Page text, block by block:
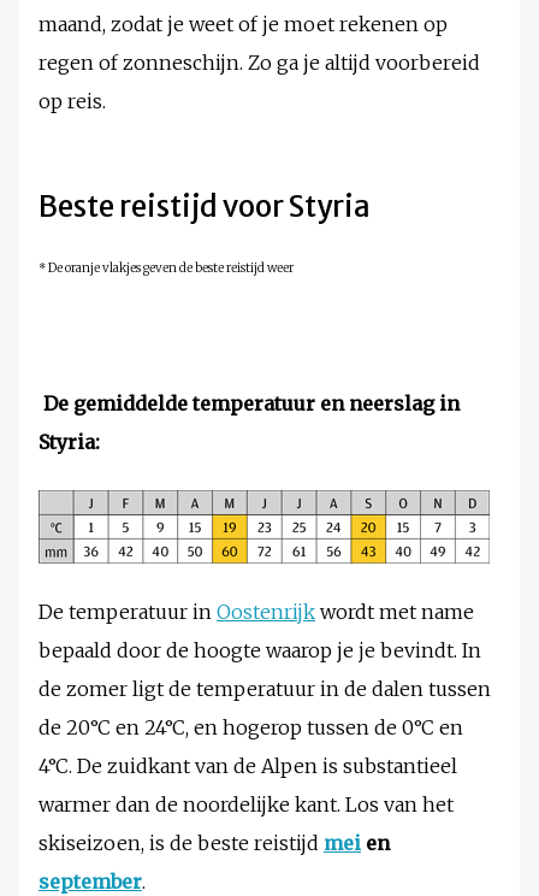
maand, zodat je weet of je moet rekenen op
regen of zonneschijn. Zo ga je altijd voorbereid
op reis.
Beste reistijd voor Styria
* De oranje vlakjes geven de beste reistijd weer
De gemiddelde temperatuur en neerslag in
Styria:
De temperatuur in Oostenrijk wordt met name
bepaald door de hoogte waarop je je bevindt. In
de zomer ligt de temperatuur in de dalen tussen
de 20°C en 24°C, en hogerop tussen de 0°C en
4°C. De zuidkant van de Alpen is substantieel
warmer dan de noordelijke kant. Los van het
skiseizoen, is de beste reistijd mei en
september.